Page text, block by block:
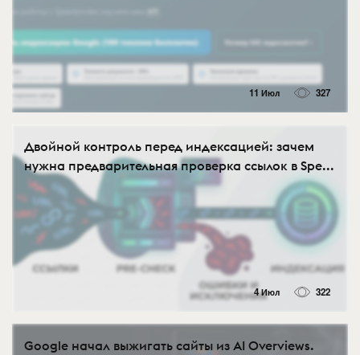
11 Июл 327
Двойной контроль перед индексацией: зачем
нужна предварительная проверка ссылок в Spe...
4 Июл 322
Google начал выжигать сайты из AI Overviews.